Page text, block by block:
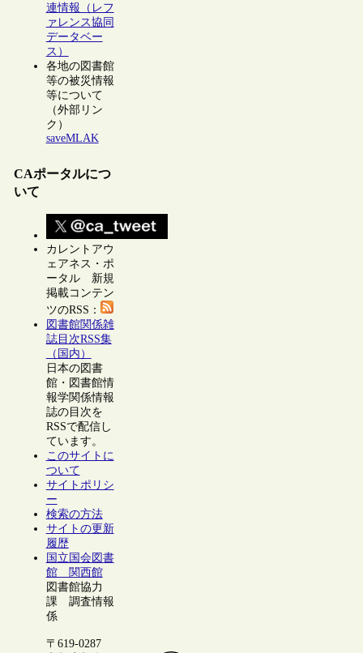
連情報（レフ
ァレンス協同
データベー
ス）
各地の図書館
等の被災情報
等について
（外部リン
ク）
saveMLAK
CAポータルにつ
いて
カレントアウ
ェアネス・ポ
ータル 新規
掲載コンテン
ツのRSS：
図書館関係雑
誌目次RSS集
（国内）
日本の図書
館・図書館情
報学関係情報
誌の目次を
RSSで配信し
ています。
このサイトに
ついて
サイトポリシ
ー
検索の方法
サイトの更新
履歴
国立国会図書
館 関西館
図書館協力
課 調査情報
係
〒619-0287